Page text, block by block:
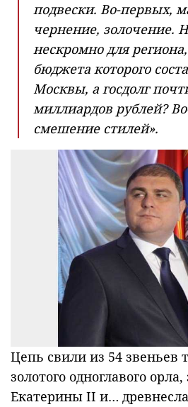
подвески. Во-первых,
чернение, золочение.
нескромно для
бюджета которого
Москвы, а госдолг
миллиардов рублей?
смешение стилей».
Цепь свили из 54 звеньев
золотого одноглавого
Екатерины II и…